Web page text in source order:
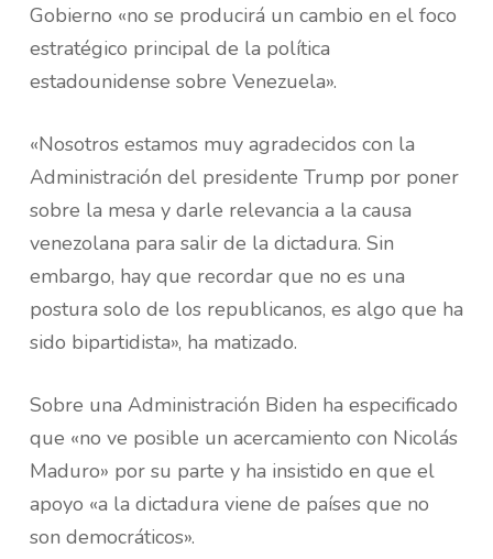
Gobierno «no se producirá un cambio en el foco
estratégico principal de la política
estadounidense sobre Venezuela».
«Nosotros estamos muy agradecidos con la
Administración del presidente Trump por poner
sobre la mesa y darle relevancia a la causa
venezolana para salir de la dictadura. Sin
embargo, hay que recordar que no es una
postura solo de los republicanos, es algo que ha
sido bipartidista», ha matizado.
Sobre una Administración Biden ha especificado
que «no ve posible un acercamiento con Nicolás
Maduro» por su parte y ha insistido en que el
apoyo «a la dictadura viene de países que no
son democráticos».